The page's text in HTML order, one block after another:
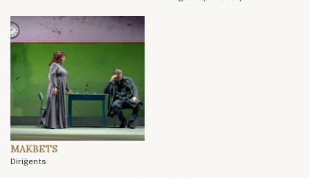
MAKBETS
Diriģents